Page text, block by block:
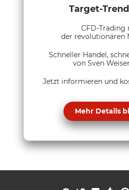
Target-
CFD-Trading
der revolutionären
Schneller Handel,
von Sven
Jetzt informieren und
Mehr Details